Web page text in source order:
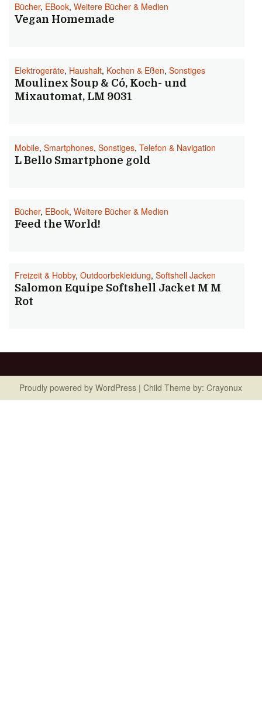
Bücher, EBook, Weitere Bücher & Medien
Vegan Homemade
Elektrogeräte, Haushalt, Kochen & Eßen, Sonstiges
Moulinex ´´Soup & Co´´, Koch- und
Mixautomat, LM 9031
Mobile, Smartphones, Sonstiges, Telefon & Navigation
L Bello Smartphone gold
Bücher, EBook, Weitere Bücher & Medien
Feed the World!
Freizeit & Hobby, Outdoorbekleidung, Softshell Jacken
Salomon Equipe Softshell Jacket M M
Rot
Proudly powered by WordPress | Child Theme by: Crayonux